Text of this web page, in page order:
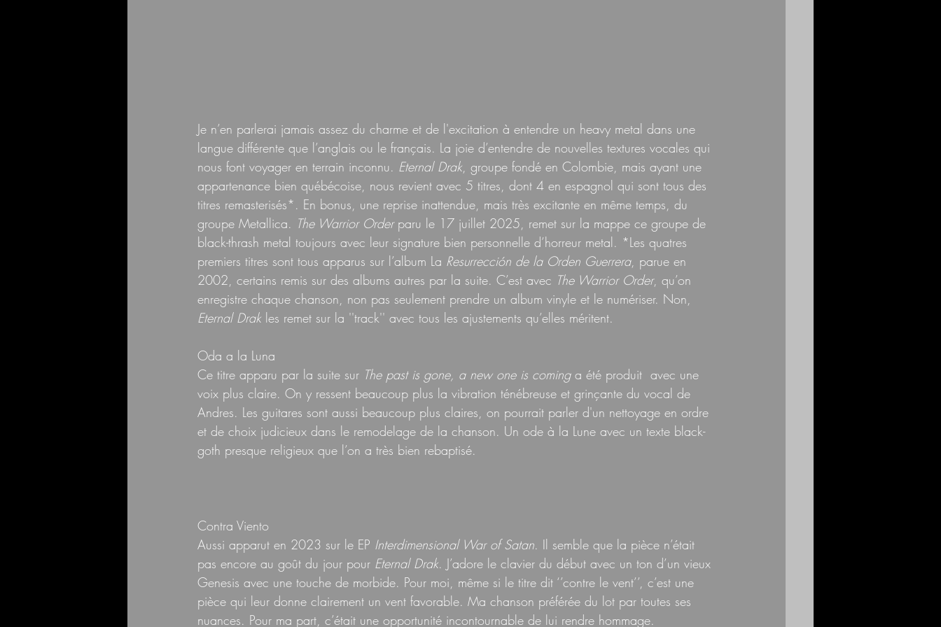
Je n’en parlerai jamais assez du charme et de l'excitation à entendre un heavy metal dans une
langue différente que l’anglais ou le français. La joie d’entendre de nouvelles textures vocales qui
nous font voyager en terrain inconnu. Eternal Drak, groupe fondé en Colombie, mais ayant une
appartenance bien québécoise, nous revient avec 5 titres, dont 4 en espagnol qui sont tous des
titres remasterisés*. En bonus, une reprise inattendue, mais très excitante en même temps, du
groupe Metallica. The Warrior Order paru le 17 juillet 2025, remet sur la mappe ce groupe de
black-thrash metal toujours avec leur signature bien personnelle d’horreur metal. *Les quatres
premiers titres sont tous apparus sur l’album La Resurrección de la Orden Guerrera, parue en
2002, certains remis sur des albums autres par la suite. C’est avec The Warrior Order, qu’on
enregistre chaque chanson, non pas seulement prendre un album vinyle et le numériser. Non,
Eternal Drak les remet sur la ''track'' avec tous les ajustements qu’elles méritent.
Oda a la Luna
Ce titre apparu par la suite sur The past is gone, a new one is coming a été produit  avec une
voix plus claire. On y ressent beaucoup plus la vibration ténébreuse et grinçante du vocal de
Andres. Les guitares sont aussi beaucoup plus claires, on pourrait parler d'un nettoyage en ordre
et de choix judicieux dans le remodelage de la chanson. Un ode à la Lune avec un texte black-
goth presque religieux que l’on a très bien rebaptisé.
Contra Viento
Aussi apparut en 2023 sur le EP Interdimensional War of Satan. Il semble que la pièce n’était
pas encore au goût du jour pour Eternal Drak. J’adore le clavier du début avec un ton d’un vieux
Genesis avec une touche de morbide. Pour moi, même si le titre dit ‘’contre le vent’’, c’est une
pièce qui leur donne clairement un vent favorable. Ma chanson préférée du lot par toutes ses
nuances. Pour ma part, c’était une opportunité incontournable de lui rendre hommage.